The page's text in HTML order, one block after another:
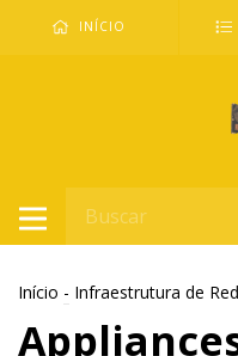
INÍCIO
Início - Infraestrutura de